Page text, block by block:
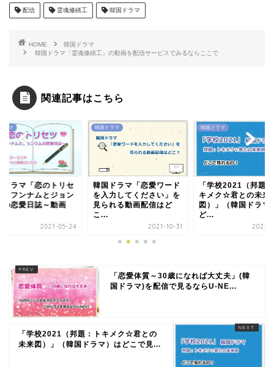
配信 霊魂修繕工 韓国ドラマ
HOME
韓国ドラマ
韓国ドラマ「霊魂修繕工」の動画を配信サービスでみるならここで
関連記事はこちら
ラマ
ドラマ「恋のトリセ
～フンナムとジョン
の恋愛日誌～動画
2021-05-24
韓国ドラマ
韓国ドラマ「恋愛ワード
を入力してください」を
見られる動画配信はど
こ...
2021-10-31
韓国ドラマ
「学校2021（邦題
キメク☆君との未来
図）」（韓国ドラマ
ど...
2022-
「恋愛体質～30歳になれば大丈夫」(韓
国ドラマ)を配信で見るならU-NE...
「学校2021（邦題：トキメク☆君との
未来図）」（韓国ドラマ）はどこで見...